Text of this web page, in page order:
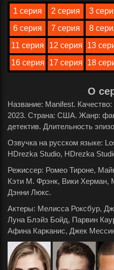
1 серия 2 серия 3
6 серия
7 серия 8
11 серия
12 серия 13
16 серия
17 серия 18
О
Название: Manifest.
2023. Страна: США. Жанр:
детектив. Длительность
Озвучка на русском языке:
HDrezka Studio, HDrezka
Режиссер: Ромео Тироне,
Кэти М. Фрэнк, Вики Херман,
Дэнни Люкс.
Актеры: Мелисса Роксбур,
Луна Блэйз Бойд, Парвин
Афина Карканис, Джек